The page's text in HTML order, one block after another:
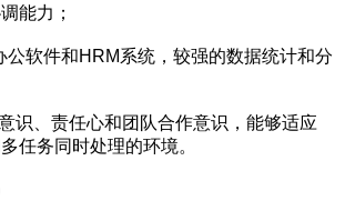
能力；
公软件和HRM系统，较强的数据统计和分
识、责任心和团队合作意识，能够适应
任务同时处理的环境。